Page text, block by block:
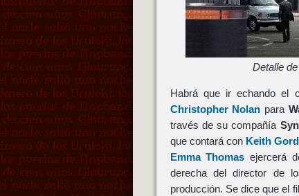
Detalle
Habrá que ir echando el
Christopher Nolan para
través de su compañía
que contará con Keith
Emma Thomas ejercerá
derecha del director de
producción. Se dice que el